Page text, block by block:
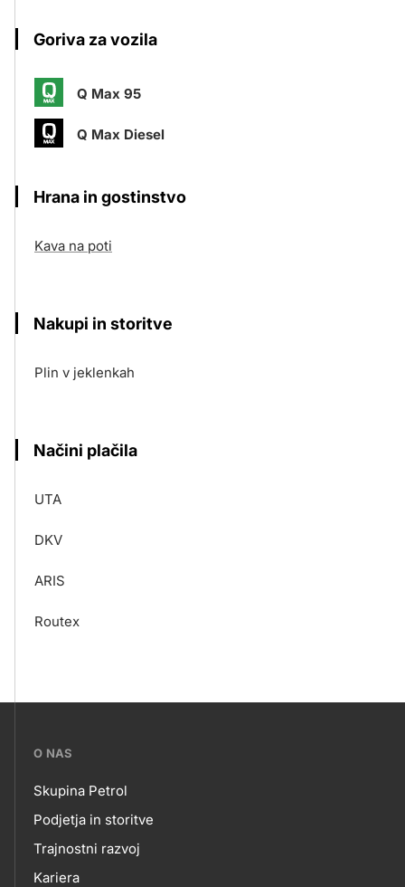
Goriva za vozila
Q Max 95
Q Max Diesel
Hrana in gostinstvo
Kava na poti
Nakupi in storitve
Plin v jeklenkah
Načini plačila
UTA
DKV
ARIS
Routex
???
skupno.footer-
title???
O NAS
O
NAS
Skupina Petrol
Podjetja in storitve
Trajnostni razvoj
Kariera